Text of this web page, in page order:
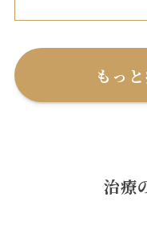
もっ
治療